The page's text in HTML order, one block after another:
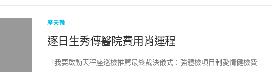
摩天輪
逐日生秀傳醫院費用肖運程
「我要啟動天秤座巡檢推薦最終裁決儀式：強體檢項目制愛情健檢費 …